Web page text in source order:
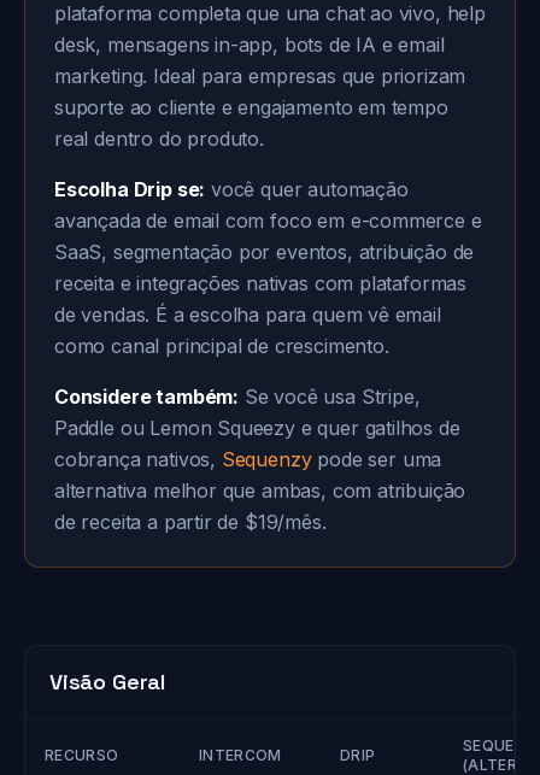
plataforma completa que una chat ao vivo, help
desk, mensagens in-app, bots de IA e email
marketing. Ideal para empresas que priorizam
suporte ao cliente e engajamento em tempo
real dentro do produto.
Escolha Drip se: você quer automação
avançada de email com foco em e-commerce e
SaaS, segmentação por eventos, atribuição de
receita e integrações nativas com plataformas
de vendas. É a escolha para quem vê email
como canal principal de crescimento.
Considere também: Se você usa Stripe,
Paddle ou Lemon Squeezy e quer gatilhos de
cobrança nativos, Sequenzypode ser uma
alternativa melhor que ambas, com atribuição
de receita a partir de $19/mês.
Visão Geral
RECURSO INTERCOM DRIP